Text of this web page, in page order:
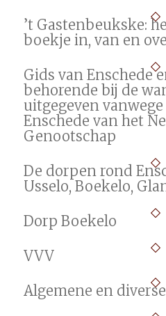
’t Gastenbeukske:
boekje in, van en
Gids van Enschede
behorende bij de
uitgegeven
Enschede van het
Genootschap
De dorpen rond
Usselo, Boekelo,
Dorp Boekelo
VVV
Algemene en